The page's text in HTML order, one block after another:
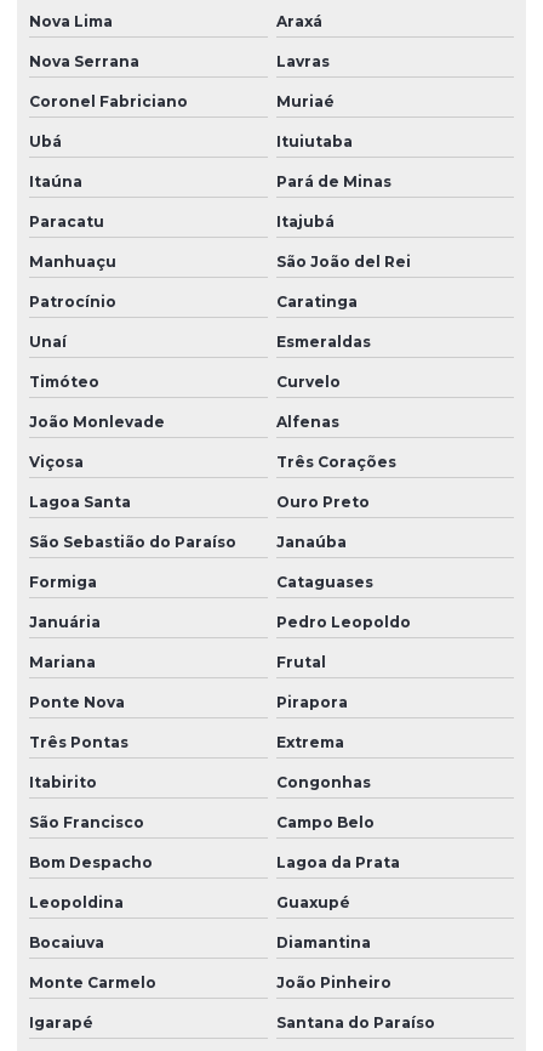
Nova Lima Araxá
Nova Serrana Lavras
Coronel Fabriciano Muriaé
Ubá Ituiutaba
Itaúna Pará de Minas
Paracatu Itajubá
Manhuaçu São João del Rei
Patrocínio Caratinga
Unaí Esmeraldas
Timóteo Curvelo
João Monlevade Alfenas
Viçosa Três Corações
Lagoa Santa Ouro Preto
São Sebastião do Paraíso Janaúba
Formiga Cataguases
Januária Pedro Leopoldo
Mariana Frutal
Ponte Nova Pirapora
Três Pontas Extrema
Itabirito Congonhas
São Francisco Campo Belo
Bom Despacho Lagoa da Prata
Leopoldina Guaxupé
Bocaiuva Diamantina
Monte Carmelo João Pinheiro
Igarapé Santana do Paraíso